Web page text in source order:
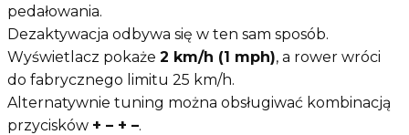
pedałowania.
Dezaktywacja odbywa się w ten sam sposób.
Wyświetlacz pokaże 2 km/h (1 mph), a rower wróci
do fabrycznego limitu 25 km/h.
Alternatywnie tuning można obsługiwać kombinacją
przycisków + – + –.